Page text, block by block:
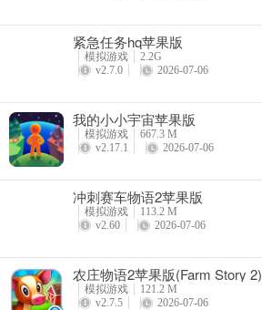
紧急任务hq苹果版
模拟游戏
2.2G
v2.7.0
2026-07-06
我的小小宇宙苹果版
模拟游戏
667.3 M
v2.17.1
2026-07-06
冲刺赛车物语2苹果版
模拟游戏
113.2 M
v2.60
2026-07-06
农庄物语2苹果版(Farm Story 2)
模拟游戏
121.2 M
v2.7.5
2026-07-06